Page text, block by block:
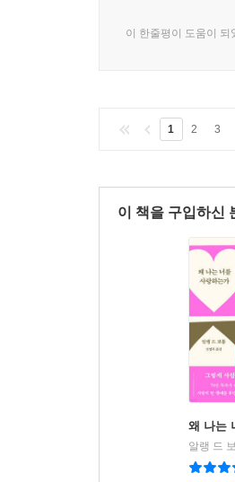
늘 딸랑딸랑 조그맣
--- p.144
이 한줄평이 도움이 되
1 2 3
이 책을 구입하신
왜 나는
알랭 드